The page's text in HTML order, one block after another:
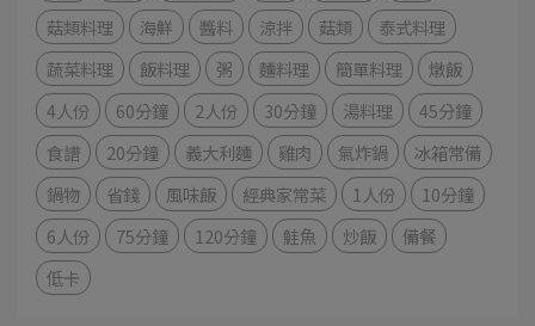
菇類料理
海鮮 醬料 涼拌 菇類
泰式料理
蔬菜料理
飯料理 粥 麵料理 簡單料理
燉飯
4人份
60分鐘 2人份 30分鐘 湯料理
45分鐘
食譜
20分鐘 義大利麵 雞肉 氣炸鍋
冰箱常備
鍋物
省錢 風味飯 經典家常菜 1人份
10分鐘
6人份
75分鐘 120分鐘 鮭魚 炒飯
備餐
低卡